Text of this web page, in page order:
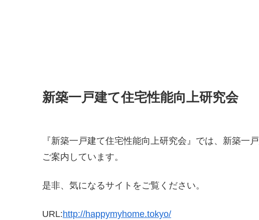
新築一戸建て住宅性能向上研究会
『新築一戸建て住宅性能向上研究会』では、新築一
ご案内しています。
是非、気になるサイトをご覧ください。
URL:http://happymyhome.tokyo/